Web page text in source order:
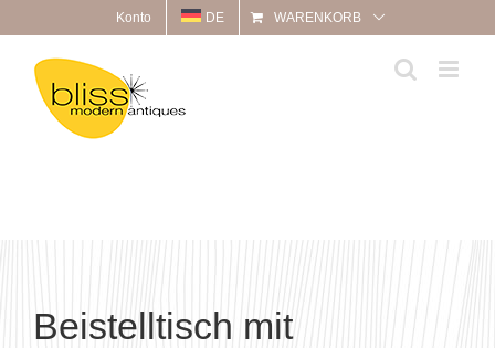
Inhalt
springen
Konto DE WARENKORB
Beistelltisch mit